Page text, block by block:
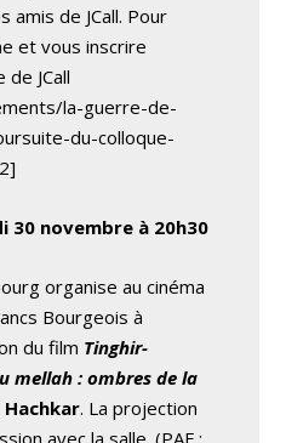
amis de JCall. Pour
et vous inscrire
JCall
la-guerre-de-
du-colloque-
30 novembre à 20h30
organise au cinéma
Bourgeois à
du film Tinghir-
mellah : ombres de la
Hachkar. La projection
avec la salle. (PAF :